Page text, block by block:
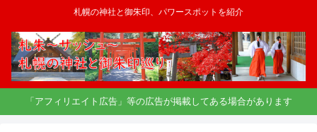
札幌の神社と御朱印、パワースポットを紹介
「アフィリエイト広告」等の広告が掲載してある場合があります